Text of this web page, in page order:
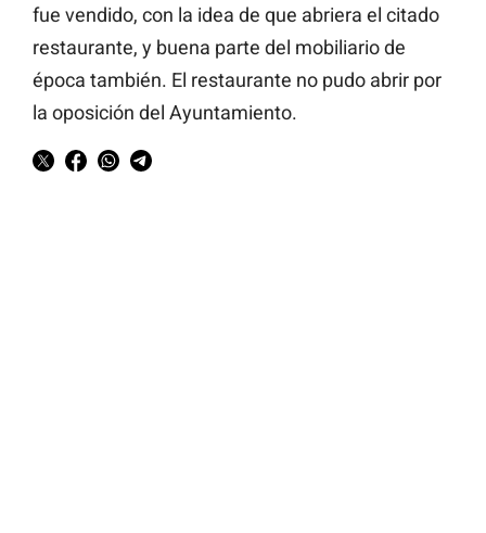
fue vendido, con la idea de que abriera el citado
restaurante, y buena parte del mobiliario de
época también. El restaurante no pudo abrir por
la oposición del Ayuntamiento.